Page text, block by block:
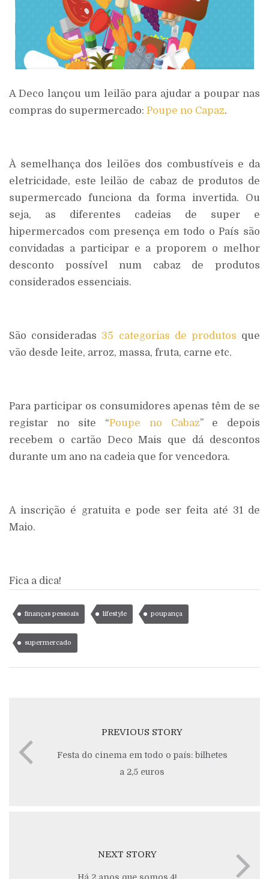
A Deco lançou um leilão para ajudar a poupar nas
compras do supermercado: Poupe no Capaz.
À semelhança dos leilões dos combustíveis e da
eletricidade, este leilão de cabaz de produtos de
supermercado funciona da forma invertida. Ou
seja, as diferentes cadeias de super e
hipermercados com presença em todo o País são
convidadas a participar e a proporem o melhor
desconto possível num cabaz de produtos
considerados essenciais.
São consideradas 35 categorias de produtos que
vão desde leite, arroz, massa, fruta, carne etc.
Para participar os consumidores apenas têm de se
registar no site “Poupe no Cabaz” e depois
recebem o cartão Deco Mais que dá descontos
durante um ano na cadeia que for vencedora.
A inscrição é gratuita e pode ser feita até 31 de
Maio.
Fica a dica!
finanças pessoais lifestyle poupança
supermercado
PREVIOUS STORY
Festa do cinema em todo o país: bilhetes
a 2,5 euros
NEXT STORY
Há 2 anos que somos 4!